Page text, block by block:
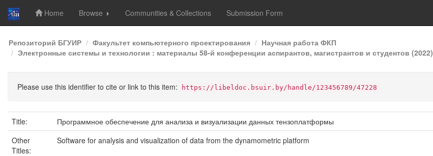
Skip
navigation
Home Browse Communities & Collections Submission Form
Репозиторий БГУИР Факультет компьютерного проектирования
Научная работа ФКП
Электронные системы и технологии : материалы 58-й конференции аспирантов, магистрантов и студентов (2022)
Please use this identifier to cite or link to this item: https://libeldoc.bsuir.by/handle/123456789/47228
Title:
Программное обеспечение для анализа и визуализации данных тензоплатформы
Other
Titles:
Software for analysis and visualization of data from the dynamometric platform